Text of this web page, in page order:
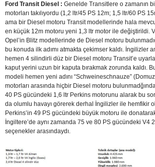
Ford Transit Diesel : Genelde Transitlere o zamanın
motorları takılıyordu (1,2 ltr/45 PS 12m; 1,5 ltr/60 PS
ama bir Diesel motoru Transit modellerinde hala
en küçük 12m motoru yeni 1,3 ltr motor ile değiştirildi.
Opel’in Blitz modellerinde de Diesel motoru
bu konuda ilk adımı atmakta çekimser kaldı. İngilizler
hemen 4 silindirli düz bir Diesel motoru Transit’e
kaput yerini uzun bir kaputa bırakmak zorunda kaldı.
modeli hemen yeni adını “Schweineschnauze”
motorları arasında hiçbir Diesel motoru
40 PS gücündeki 1,6 ltr Perkins motorunu alarak bu
da olumlu havayı görerek derhal İngilizler ile hemfikir
Perkins’in 49 PS gücündeki büyük motoru ile
İngiltere’de aynı zamanda 75 ve 80 PS gücündeki V4
seçenekler arasındaydı.